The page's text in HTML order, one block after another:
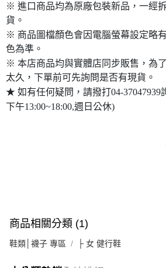
※ 進口商品均為原廠包裝新品，一經
貨。
※ 商品圖檔顏色會因電腦螢幕設定略
色為準。
※ 本店商品均與實體店同步販售，為
太久，下單前可先詢問是否有現貨。
★ 如有任何疑問，請撥打04-37047939
下午13:00~18:00,週日公休)
商品相關分類 (1)
鞋類│襪子 專區 ├ 女 健行鞋